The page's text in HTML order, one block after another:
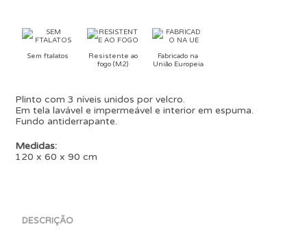
Sem ftalatos
Resistente ao
fogo (M2)
Fabricado na
União Europeia
Plinto com 3 níveis unidos por velcro.
Em tela lavável e impermeável e interior em espuma.
Fundo antiderrapante.
Medidas:
120 x 60 x 90 cm
DESCRIÇÃO